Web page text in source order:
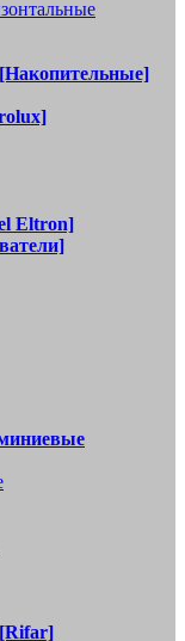
[Накопительные]
Eltron]
[Rifar]